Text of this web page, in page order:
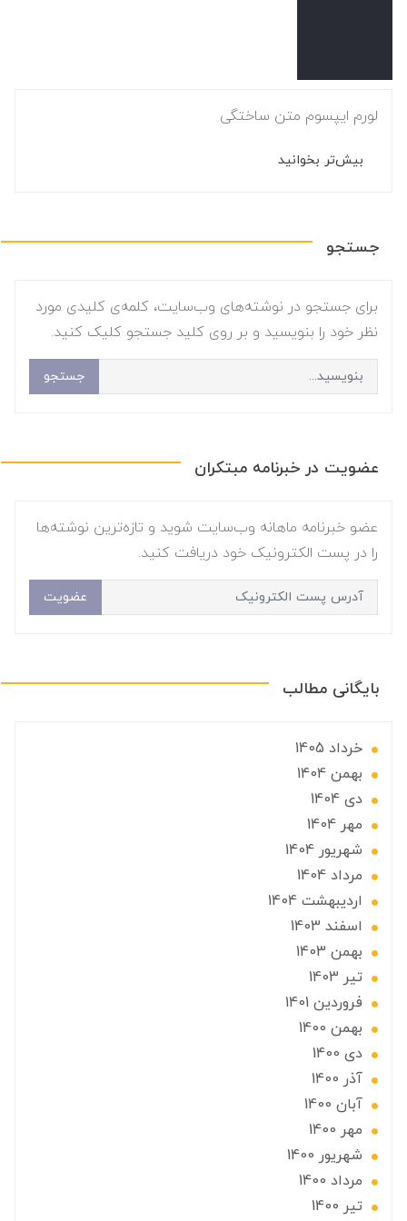
لورم ایپسوم متن ساختگی
بیش‌تر بخوانید
جستجو
برای جستجو در نوشته‌های وب‌سایت، کلمه‌ی کلیدی مورد
نظر خود را بنویسید و بر روی کلید جستجو کلیک کنید.
جستجو
عضویت در خبرنامه مبتکران
عضو خبرنامه ماهانه وب‌سایت شوید و تازه‌ترین نوشته‌ها
را در پست الکترونیک خود دریافت کنید.
عضویت
بایگانی مطالب
خرداد 1405
بهمن 1404
دی 1404
مهر 1404
شهریور 1404
مرداد 1404
ارديبهشت 1404
اسفند 1403
بهمن 1403
تير 1403
فروردین 1401
بهمن 1400
دی 1400
آذر 1400
آبان 1400
مهر 1400
شهریور 1400
مرداد 1400
تير 1400